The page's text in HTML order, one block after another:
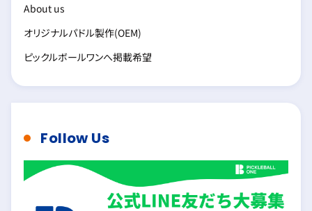
About us
オリジナルパドル製作(OEM)
ピックルボールワンへ掲載希望
Follow Us